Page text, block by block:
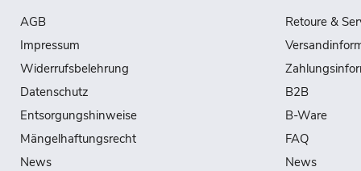
AGB
Impressum
Widerrufsbelehrung
Datenschutz
Entsorgungshinweise
Mängelhaftungsrecht
News
Retoure &
B2B
B-Ware
FAQ
News